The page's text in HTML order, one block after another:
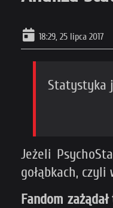
18:29, 25 lipca 2017
Statystyka
Jeżeli
gołąbkach,
Fandom